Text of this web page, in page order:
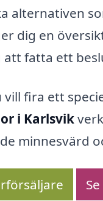
alternativen
dig en
att fatta ett
vill fira ett
i Karlsvik
minnesvärd